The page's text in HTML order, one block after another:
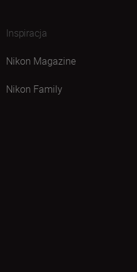
Inspiracja
Nikon Magazine
Nikon Family